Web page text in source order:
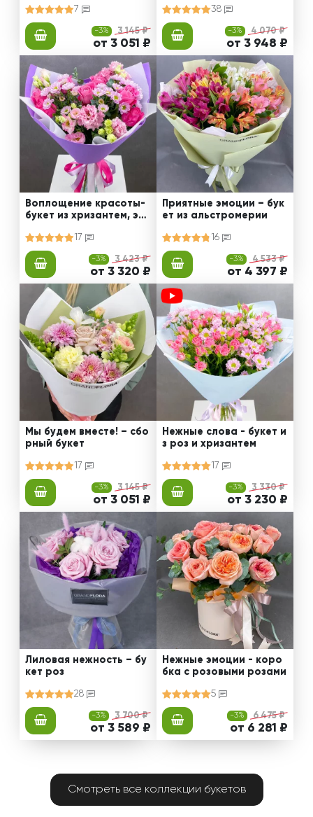
7
-3% 3 145 ₽
от 3 051 ₽
38
-3% 4 070 ₽
от 3 948 ₽
Воплощение красоты-
букет из хризантем, эус
17
-3% 3 423 ₽
от 3 320 ₽
Приятные эмоции – бук
ет из альстромерии
16
-3% 4 533 ₽
от 4 397 ₽
Мы будем вместе! – сбо
рный букет
17
-3% 3 145 ₽
от 3 051 ₽
Нежные слова - букет и
з роз и хризантем
17
-3% 3 330 ₽
от 3 230 ₽
Лиловая нежность – бу
кет роз
28
-3% 3 700 ₽
от 3 589 ₽
Нежные эмоции - коро
бка с розовыми розами
5
-3% 6 475 ₽
от 6 281 ₽
Смотреть все коллекции букетов